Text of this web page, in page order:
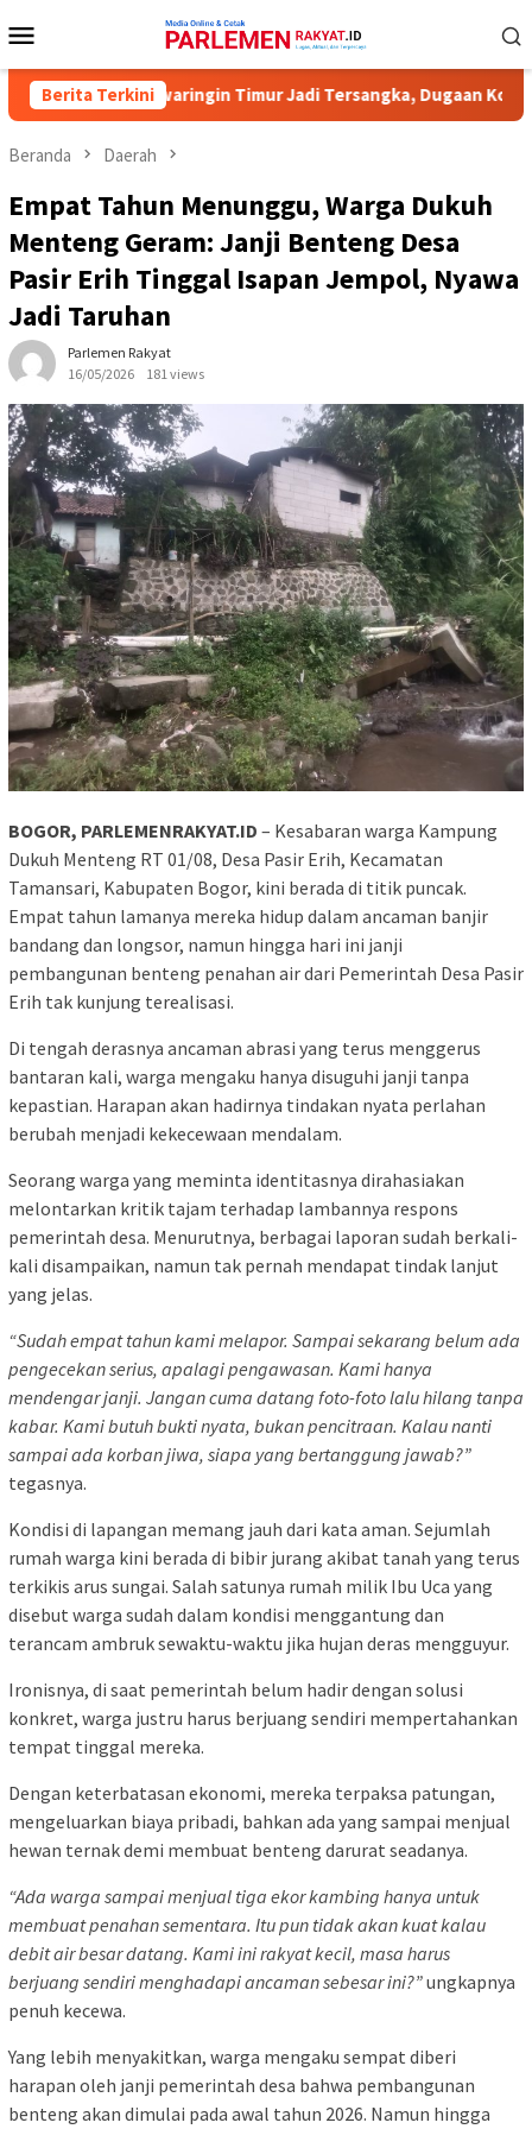
ke
Mobile
Berita Terkini
Kotawaringin Timur Jadi Tersangka, Dugaan Korupsi Dana
Beranda Daerah
Empat Tahun Menunggu, Warga Dukuh
Menteng Geram: Janji Benteng Desa
Pasir Erih Tinggal Isapan Jempol, Nyawa
Jadi Taruhan
Parlemen Rakyat
16/05/2026
181 views
BOGOR, PARLEMENRAKYAT.ID – Kesabaran warga Kampung
Dukuh Menteng RT 01/08, Desa Pasir Erih, Kecamatan
Tamansari, Kabupaten Bogor, kini berada di titik puncak.
Empat tahun lamanya mereka hidup dalam ancaman banjir
bandang dan longsor, namun hingga hari ini janji
pembangunan benteng penahan air dari Pemerintah Desa Pasir
Erih tak kunjung terealisasi.
Di tengah derasnya ancaman abrasi yang terus menggerus
bantaran kali, warga mengaku hanya disuguhi janji tanpa
kepastian. Harapan akan hadirnya tindakan nyata perlahan
berubah menjadi kekecewaan mendalam.
Seorang warga yang meminta identitasnya dirahasiakan
melontarkan kritik tajam terhadap lambannya respons
pemerintah desa. Menurutnya, berbagai laporan sudah berkali-
kali disampaikan, namun tak pernah mendapat tindak lanjut
yang jelas.
“Sudah empat tahun kami melapor. Sampai sekarang belum ada
pengecekan serius, apalagi pengawasan. Kami hanya
mendengar janji. Jangan cuma datang foto-foto lalu hilang tanpa
kabar. Kami butuh bukti nyata, bukan pencitraan. Kalau nanti
sampai ada korban jiwa, siapa yang bertanggung jawab?”
tegasnya.
Kondisi di lapangan memang jauh dari kata aman. Sejumlah
rumah warga kini berada di bibir jurang akibat tanah yang terus
terkikis arus sungai. Salah satunya rumah milik Ibu Uca yang
disebut warga sudah dalam kondisi menggantung dan
terancam ambruk sewaktu-waktu jika hujan deras mengguyur.
Ironisnya, di saat pemerintah belum hadir dengan solusi
konkret, warga justru harus berjuang sendiri mempertahankan
tempat tinggal mereka.
Dengan keterbatasan ekonomi, mereka terpaksa patungan,
mengeluarkan biaya pribadi, bahkan ada yang sampai menjual
hewan ternak demi membuat benteng darurat seadanya.
“Ada warga sampai menjual tiga ekor kambing hanya untuk
membuat penahan sementara. Itu pun tidak akan kuat kalau
debit air besar datang. Kami ini rakyat kecil, masa harus
berjuang sendiri menghadapi ancaman sebesar ini?”ungkapnya
penuh kecewa.
Yang lebih menyakitkan, warga mengaku sempat diberi
harapan oleh janji pemerintah desa bahwa pembangunan
benteng akan dimulai pada awal tahun 2026. Namun hingga